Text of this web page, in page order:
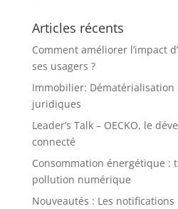
Articles récents
Comment améliorer l’impact
ses usagers ?
Immobilier: Dématérialisation
juridiques
Leader’s Talk – OECKO, le
connecté
Consommation énergétique :
pollution numérique
Nouveautés : Les notifications